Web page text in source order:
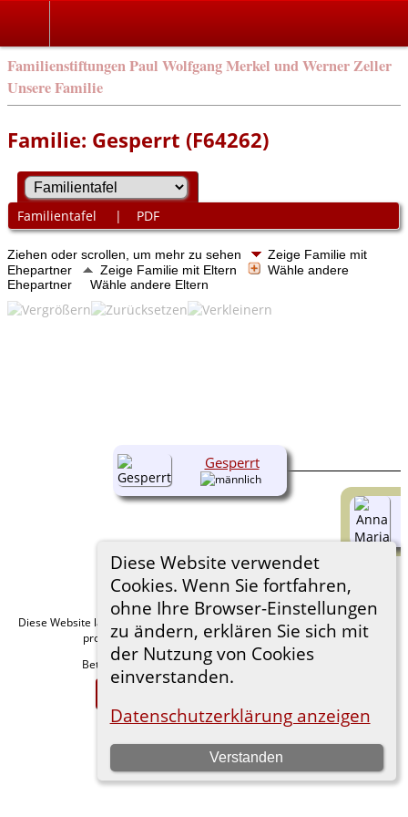
Familienstiftungen Paul Wolfgang Merkel und Werner Zeller
Unsere Familie
Diese Website verwendet
Cookies. Wenn Sie fortfahren,
ohne Ihre Browser-Einstellungen
zu ändern, erklären Sie sich mit
der Nutzung von Cookies
einverstanden.
Datenschutzerklärung anzeigen
Verstanden
Familie: Gesperrt (F64262)
Familientafel | PDF
Ziehen oder scrollen, um mehr zu sehen
Zeige Familie mit
Ehepartner
Zeige Familie mit Eltern
Wähle andere
Ehepartner
Wähle andere Eltern
Gesperrt
Diese Website läuft mit The Next Generation of Genealogy Sitebuilding
v. 15.0.1,
programmiert von Darrin Lythgoe © 2001-2026.
Betreut von
Florian Wiedner . | Datenschutzerklärung